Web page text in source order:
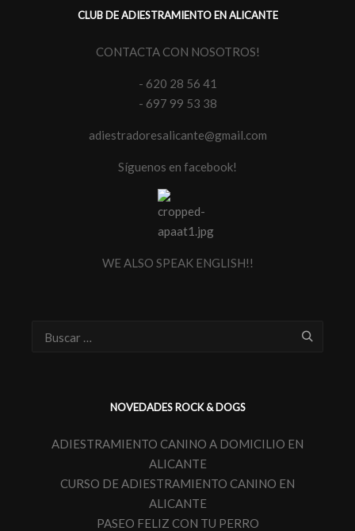
CLUB DE ADIESTRAMIENTO EN ALICANTE
CONTACTA CON NOSOTROS!
- 620 28 56 41
- 697 99 53 38
adiestradoresalicante@gmail.com
Síguenos en facebook!
WE ALSO SPEAK ENGLISH!!
NOVEDADES ROCK & DOGS
ADIESTRAMIENTO CANINO A DOMICILIO EN
ALICANTE
CURSO DE ADIESTRAMIENTO CANINO EN
ALICANTE
PASEO FELIZ CON TU PERRO